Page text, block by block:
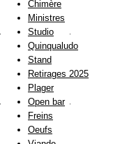
Chimère
Ministres
Studio
Quinqualudo
Stand
Retirages 2025
Plager
Open bar
Freins
Oeufs